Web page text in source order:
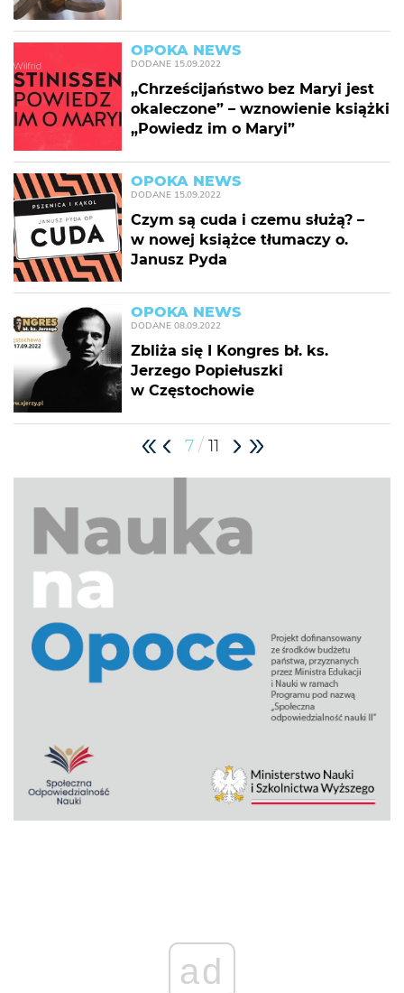
OPOKA NEWS
DODANE 15.09.2022
„Chrześcijaństwo bez Maryi jest
okaleczone” – wznowienie książki
„Powiedz im o Maryi”
OPOKA NEWS
DODANE 15.09.2022
Czym są cuda i czemu służą? –
w nowej książce tłumaczy o.
Janusz Pyda
OPOKA NEWS
DODANE 08.09.2022
Zbliża się I Kongres bł. ks.
Jerzego Popiełuszki
w Częstochowie
7 / 11
ad